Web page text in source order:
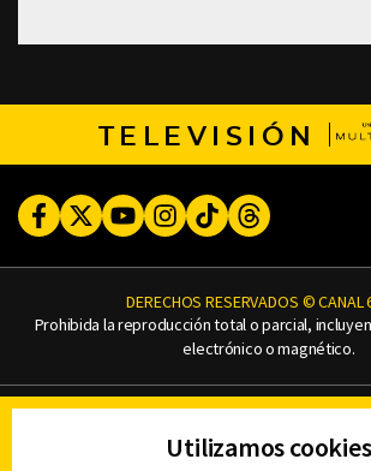
TELEVISIÓN
FacebookTwitterYoutubeInstagram
TikTokThreads
DERECHOS RESERVADOS © CANAL
Prohibida la reproducción total o parcial,
electrónico o magnético.
AVISO DE PRIVACIDAD
AVISO LEGAL
Utilizamos cookies